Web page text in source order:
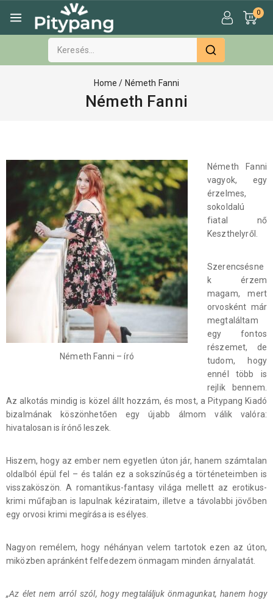
0
Home / Németh Fanni
Németh Fanni
Németh Fanni – író
Németh Fanni
vagyok, egy
érzelmes,
sokoldalú
fiatal nő
Keszthelyről.
Szerencsésne
k érzem
magam, mert
orvosként már
megtaláltam
egy fontos
részemet, de
tudom, hogy
ennél több is
rejlik bennem.
Az alkotás mindig is közel állt hozzám, és most, a Pitypang Kiadó
bizalmának köszönhetően egy újabb álmom válik valóra:
hivatalosan is írónő leszek.
Hiszem, hogy az ember nem egyetlen úton jár, hanem számtalan
oldalból épül fel – és talán ez a sokszínűség a történeteimben is
visszaköszön. A romantikus-fantasy világa mellett az erotikus-
krimi műfajban is lapulnak kézirataim, illetve a távolabbi jövőben
egy orvosi krimi megírása is esélyes.
Nagyon remélem, hogy néhányan velem tartotok ezen az úton,
miközben apránként felfedezem önmagam minden árnyalatát.
„Az élet nem arról szól, hogy megtaláljuk önmagunkat, hanem hogy